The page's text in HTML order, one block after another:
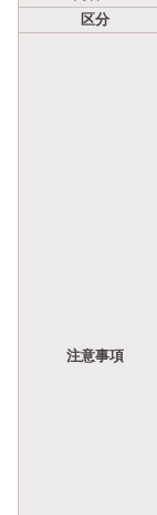
区分
注意事項